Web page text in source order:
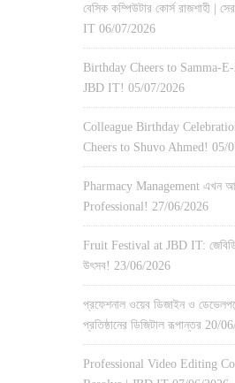
বেসিক কম্পিউটার কোর্স রাজশাহী |
IT 06/07/2026
Birthday Cheers to Samma-
JBD IT! 05/07/2026
Colleague Birthday
Cheers to Shuvo Ahmed! 05/
Pharmacy Management এখন
Professional! 27/06/2026
Fruit Festival at JBD IT:
উৎসব! 23/06/2026
প্রফেশনাল ওয়েব ডিজাইন ও
প্রতিষ্ঠানের ডিজিটাল রূপান্তর 20/
Professional Video Editing